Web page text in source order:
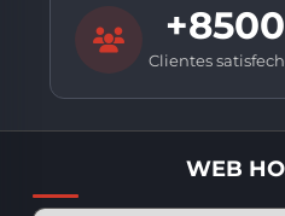
+8500
Clientes
WEB